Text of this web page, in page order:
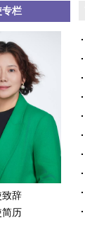
专栏
致辞
简历